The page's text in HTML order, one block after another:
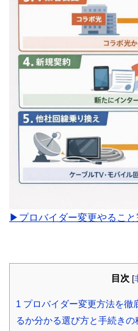
▶プロバイダー変更やること
目次 [
1 プロバイダー変更方法を徹
るか分かる選び方と手続きの